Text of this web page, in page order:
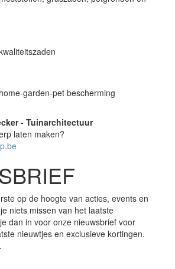
garden-pet bescherming
- Tuinarchitectuur
laten maken?
op de hoogte van acties, events en
niets missen van het laatste
dan in voor onze nieuwsbrief voor
nieuwtjes en exclusieve kortingen.
.